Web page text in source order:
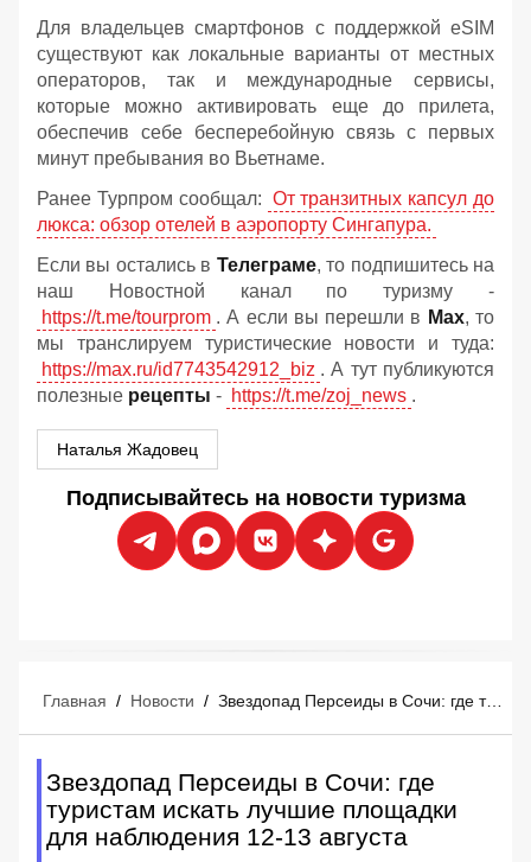
Для владельцев смартфонов с поддержкой eSIM
существуют как локальные варианты от местных
операторов, так и международные сервисы,
которые можно активировать еще до прилета,
обеспечив себе бесперебойную связь с первых
минут пребывания во Вьетнаме.
Ранее Турпром сообщал: От транзитных капсул до
люкса: обзор отелей в аэропорту Сингапура.
Если вы остались в Телеграме, то подпишитесь на
наш Новостной канал по туризму -
https://t.me/tourprom . А если вы перешли в Мах, то
мы транслируем туристические новости и туда:
https://max.ru/id7743542912_biz . А тут публикуются
полезные рецепты - https://t.me/zoj_news .
Наталья Жадовец
Подписывайтесь на новости туризма
Главная / Новости / Звездопад Персеиды в Сочи: где туристам искать лучшие площадки для наблюдения 12-13 августа
Звездопад Персеиды в Сочи: где
туристам искать лучшие площадки
для наблюдения 12-13 августа